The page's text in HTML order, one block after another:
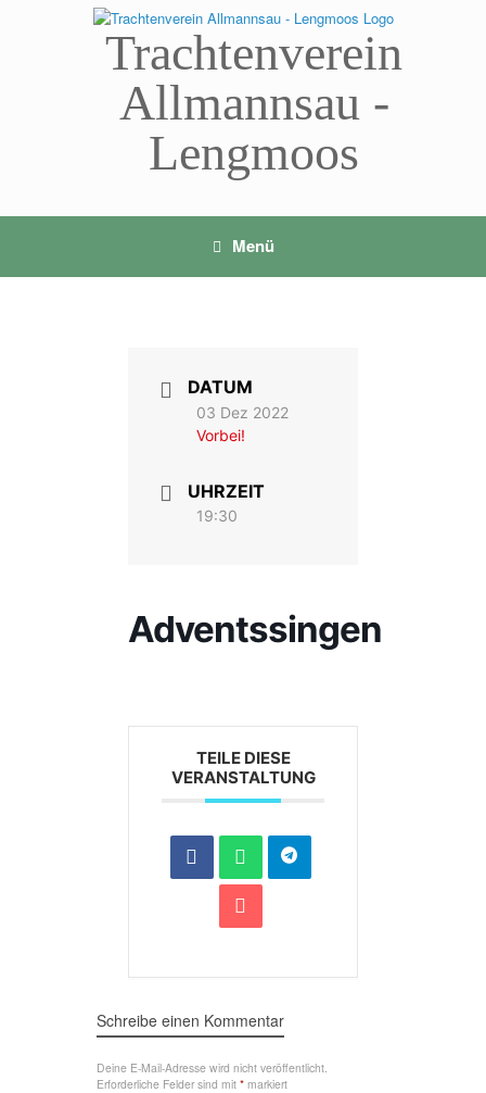
Trachtenverein
Allmannsau -
Lengmoos
Menü
DATUM
03 Dez 2022
Vorbei!
UHRZEIT
19:30
Adventssingen
TEILE DIESE
VERANSTALTUNG
Schreibe einen Kommentar
Deine E-Mail-Adresse wird nicht veröffentlicht.
Erforderliche Felder sind mit * markiert